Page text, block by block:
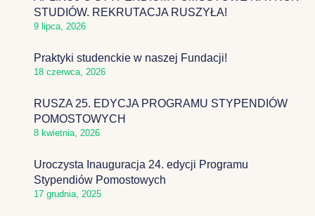
STUDIÓW. REKRUTACJA RUSZYŁA!
9 lipca, 2026
Praktyki studenckie w naszej Fundacji!
18 czerwca, 2026
RUSZA 25. EDYCJA PROGRAMU STYPENDIÓW
POMOSTOWYCH
8 kwietnia, 2026
Uroczysta Inauguracja 24. edycji Programu
Stypendiów Pomostowych
17 grudnia, 2025